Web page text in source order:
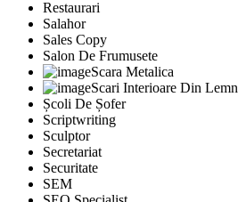
Restaurari
Salahor
Sales Copy
Salon De Frumusete
Scara Metalica
Scari Interioare Din Lemn
Școli De Șofer
Scriptwriting
Sculptor
Secretariat
Securitate
SEM